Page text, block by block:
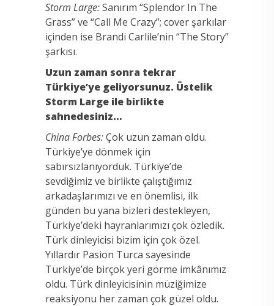
Storm Large:Sanırım “Splendor In The
Grass” ve “Call Me Crazy”; cover şarkılar
içinden ise Brandi Carlile’nin “The Story”
şarkısı.
Uzun zaman sonra tekrar
Türkiye’ye geliyorsunuz. Üstelik
Storm Large ile birlikte
sahnedesiniz…
China Forbes:Çok uzun zaman oldu.
Türkiye’ye dönmek için
sabırsızlanıyorduk. Türkiye’de
sevdiğimiz ve birlikte çalıştığımız
arkadaşlarımızı ve en önemlisi, ilk
günden bu yana bizleri destekleyen,
Türkiye’deki hayranlarımızı çok özledik.
Türk dinleyicisi bizim için çok özel.
Yıllardır Pasion Turca sayesinde
Türkiye’de birçok yeri görme imkânımız
oldu. Türk dinleyicisinin müziğimize
reaksiyonu her zaman çok güzel oldu.